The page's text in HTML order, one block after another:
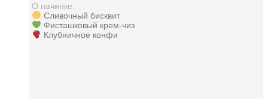
О начинке:
Сливочный бисквит
Фисташковый крем-чиз
Клубничное конфи